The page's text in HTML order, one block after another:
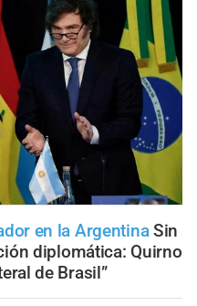
en la Argentina Sin
diplomática: Quirno
de Brasil”